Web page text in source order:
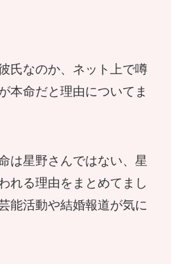
氏なのか、ネット上で噂
本命だと理由についてま
は星野さんではない、星
れる理由をまとめてまし
能活動や結婚報道が気に